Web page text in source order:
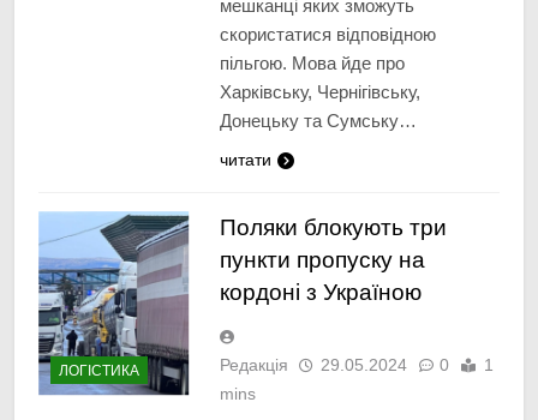
мешканці яких зможуть
скористатися відповідною
пільгою. Мова йде про
Харківську, Чернігівську,
Донецьку та Сумську…
читати
ЛОГІСТИКА
Поляки блокують три
пункти пропуску на
кордоні з Україною
Редакція 29.05.2024 0
1
mins